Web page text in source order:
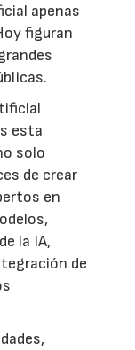
apenas
figuran
esta
solo
de crear
en
la IA,
de